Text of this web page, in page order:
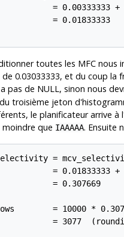
= 0.00333333
= 0.01833333
toutes les MFC nous
0.03033333, et du coup la
pas de NULL, sinon nous
troisième jeton
le planificateur arrive
que IAAAAA. Ensuite
=
= 0.01833333
= 0.307669
= 10000 *
= 3077